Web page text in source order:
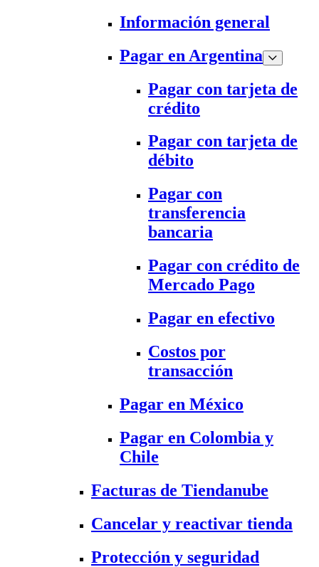
Información general
Pagar en Argentina
Pagar con tarjeta de
crédito
Pagar con tarjeta de
débito
Pagar con
transferencia
bancaria
Pagar con crédito de
Mercado Pago
Pagar en efectivo
Costos por
transacción
Pagar en México
Pagar en Colombia y
Chile
Facturas de Tiendanube
Cancelar y reactivar tienda
Protección y seguridad